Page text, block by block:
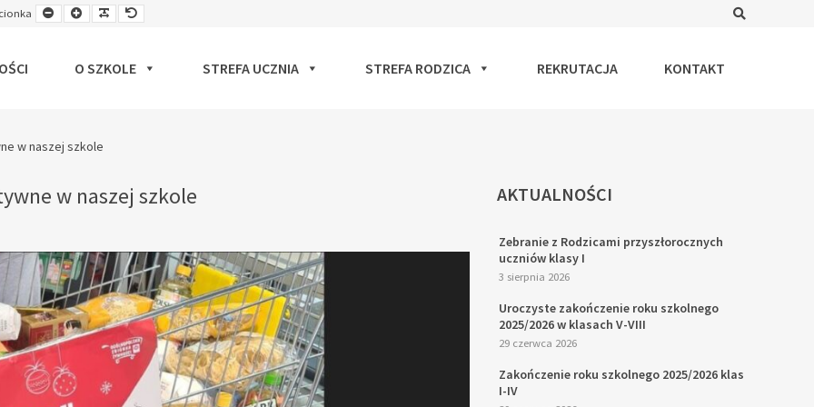
Smaller
Font
Larger
Font
Readable
Font
Default
Font
O SZKOLE STREFA UCZNIA STREFA RODZICA REKRUTACJA KONTAKT
w naszej szkole
w naszej szkole AKTUALNOŚCI
Zebranie z Rodzicami przyszłorocznych
uczniów klasy I
3 sierpnia 2026
Uroczyste zakończenie roku szkolnego
2025/2026 w klasach V-VIII
29 czerwca 2026
Zakończenie roku szkolnego 2025/2026 klas
I-IV